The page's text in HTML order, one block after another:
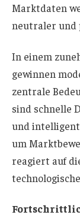
Marktdaten
neutraler und
In einem
gewinnen
zentrale
sind schnelle
und
um
reagiert auf